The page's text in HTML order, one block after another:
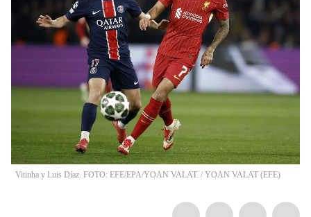
Vitinha y Luis Díaz. FOTO: EFE/EPA/YOAN VALAT. / YOAN VALAT (EFE)